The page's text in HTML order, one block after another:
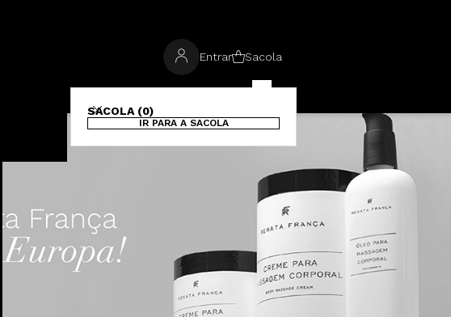
Entrar Sacola
SACOLA (0)
IR PARA A SACOLA